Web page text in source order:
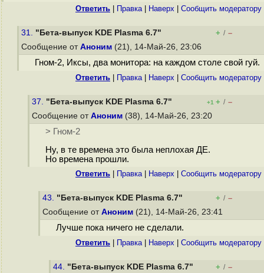
Ответить Правка| Наверх Cообщить модератору
31. "Бета-выпуск KDE Plasma 6.7" + / –
Сообщение от Аноним (21), 14-Май-26, 23:06
Гном-2, Иксы, два монитора: на каждом столе свой гуй.
Ответить Правка| Наверх Cообщить модератору
37. "Бета-выпуск KDE Plasma 6.7" +1 + / –
Сообщение от Аноним (38), 14-Май-26, 23:20
> Гном-2
Ну, в те времена это была неплохая ДЕ.
Но времена прошли.
Ответить Правка| Наверх Cообщить модератору
43. "Бета-выпуск KDE Plasma 6.7" + / –
Сообщение от Аноним (21), 14-Май-26, 23:41
Лучше пока ничего не сделали.
Ответить Правка| Наверх Cообщить модератору
44. "Бета-выпуск KDE Plasma 6.7" + / –